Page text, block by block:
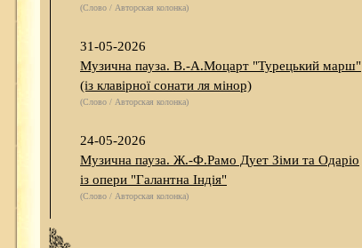
(Слово / Авторская колонка)
31-05-2026
Музична пауза. В.-А.Моцарт "Турецький марш"
(із клавірної сонати ля мінор)
(Слово / Авторская колонка)
24-05-2026
Музична пауза. Ж.-Ф.Рамо Дует Зіми та Одаріо
із опери "Галантна Індія"
(Слово / Авторская колонка)